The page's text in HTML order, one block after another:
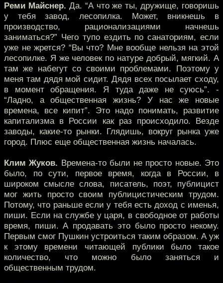
Реми Майснер. Да. “А что же ты, дружище, говоришь
у тебя завод, лесопилка. Может, вникнешь в
производство, рационализациями начнешь
заниматься?” Чего тупо ездить по санаториям, если
уже не жрется? “Вы что? Мне вообще нельзя на этой
лесопилке. Я же человек по натуре добрый, мягкий. А
там же набегут со своими проблемами. Поэтому у
меня там дядя мой сидит. Дядя всех посылает сходу,
в момент обращения. Я туда даже не суюсь”. -
“Ладно, а общественная жизнь? У нас же новые
времена, все кипит”. Это надо понимать, развитие
капитализма в России как раз происходило. Везде
заводы, какие-то рынки. Глядишь, вокруг рынка уже
город. Плюс еще общественная жизнь началась.
Клим Жуков. Времена-то были не просто новые. Это
было, по сути, первое время, когда в России, в
широком смысле слова, писатель, поэт, публицист
мог жить просто своим публицистическим трудом.
Потому, что раньше если у тебя есть доход с именья,
пиши. Если на службе у царя, в свободное от работы
время, пиши. А продавать это было просто некому.
Первым смог Пушкин устроиться таким образом. А уж
к этому времени читающей публики было такое
количество, что можно было заняться и
общественным трудом.